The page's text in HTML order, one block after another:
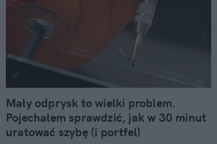
Mały odprysk to wielki problem.
Pojechałem sprawdzić, jak w 30 minut
uratować szybę (i portfel)